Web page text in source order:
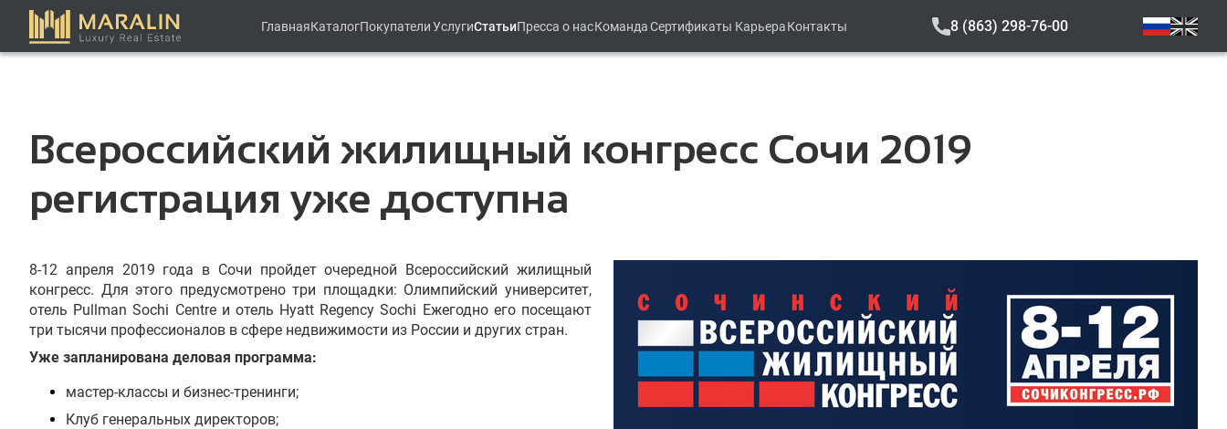
ГлавнаяКаталогПокупателиУслугиСтатьиПресса о насКомандаСертификаты КарьераКонтакты 8 (863) 298-76-00
Всероссийский жилищный конгресс Сочи 2019
регистрация уже доступна
8-12 апреля 2019 года в Сочи пройдет очередной Всероссийский жилищный
конгресс. Для этого предусмотрено три площадки: Олимпийский университет,
отель Pullman Sochi Centre и отель Hyatt Regency Sochi Ежегодно его посещают
три тысячи профессионалов в сфере недвижимости из России и других стран.
Уже запланирована деловая программа:
мастер-классы и бизнес-тренинги;
Клуб генеральных директоров;